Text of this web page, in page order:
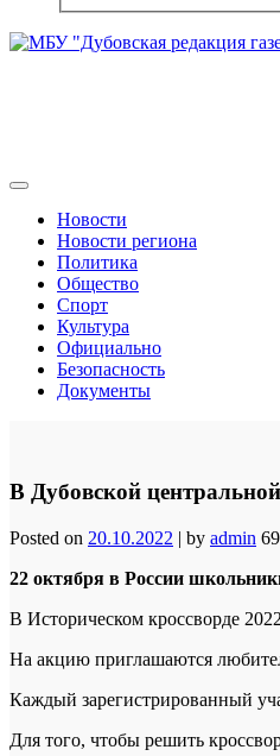
Новости
Новости региона
Политика
Общество
Спорт
Культура
Официально
Безопасность
Документы
В Дубовской
Posted on 20.10.2022 | by admin 69
22 октября в России
В Историческом кроссворде
На акцию приглашаются
Каждый зарегистрированный
Для того, чтобы решить